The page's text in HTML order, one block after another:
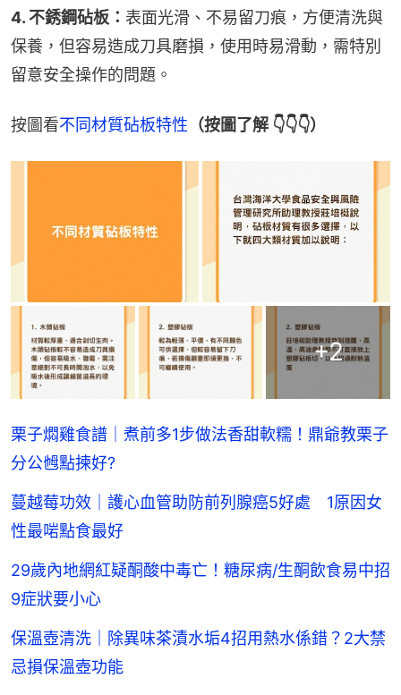
4. 不銹鋼砧板： 表面光滑、不易留刀痕，方便清洗與
保養，但容易造成刀具磨損，使用時易滑動，需特別
留意安全操作的問題。
按圖看不同材質砧板特性 （按圖了解 👇👇👇）
+2
栗子燜雞食譜｜煮前多1步做法香甜軟糯！鼎爺教栗子
分公乸點揀好?
蔓越莓功效｜護心血管助防前列腺癌5好處 1原因女
性最啱點食最好
29歲內地網紅疑酮酸中毒亡！糖尿病/生酮飲食易中招
9症狀要小心
保溫壺清洗｜除異味茶漬水垢4招用熱水係錯？2大禁
忌損保溫壺功能